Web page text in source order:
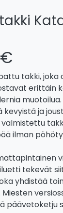
takki, joka
erittäin
kevyistä ja
ilman
tekevät
yhdistää
päävetoketju